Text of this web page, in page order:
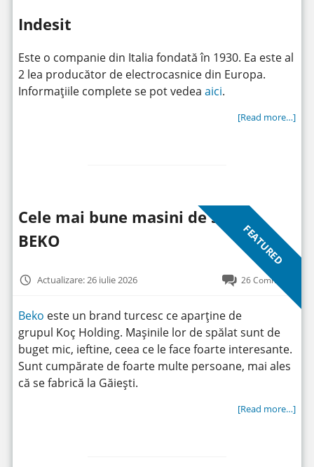
Indesit
Este o companie din Italia fondată în 1930. Ea este al
2 lea producător de electrocasnice din Europa.
Informațiile complete se pot vedea aici.
[Read more…]
FEATURED
Cele mai bune masini de spalat
BEKO
Actualizare: 26 iulie 2026 26 Comments
Beko este un brand turcesc ce aparține de
grupul Koç Holding. Mașinile lor de spălat sunt de
buget mic, ieftine, ceea ce le face foarte interesante.
Sunt cumpărate de foarte multe persoane, mai ales
că se fabrică la Găiești.
[Read more…]